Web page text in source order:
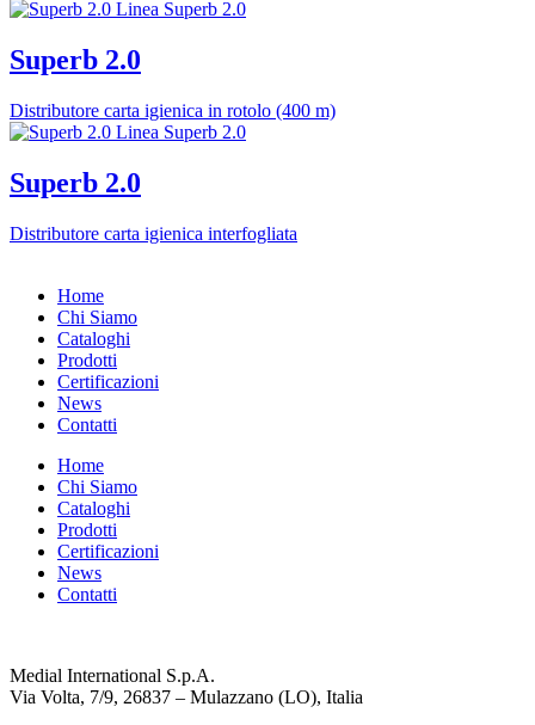
Superb 2.0
Distributore carta igienica in rotolo (400 m)
Superb 2.0
Distributore carta igienica interfogliata
Home
Chi Siamo
Cataloghi
Prodotti
Certificazioni
News
Contatti
Home
Chi Siamo
Cataloghi
Prodotti
Certificazioni
News
Contatti
Medial International S.p.A.
Via Volta, 7/9, 26837 – Mulazzano (LO), Italia